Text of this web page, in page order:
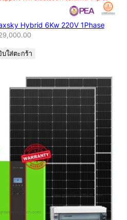
Hybrid 6Kw 220V 1Phase
ใส่ตะกร้า